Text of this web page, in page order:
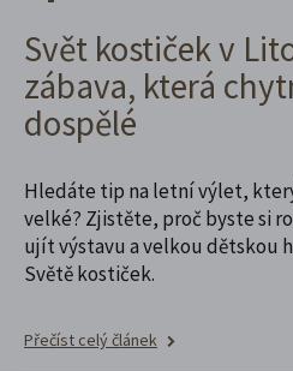
Svět kostiček v
zábava, která
dospělé
Hledáte tip na letní výlet,
velké? Zjistěte, proč byste si
ujít výstavu a velkou dětskou
Světě kostiček.
Přečíst celý článek